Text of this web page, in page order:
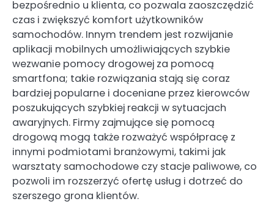
bezpośrednio u klienta, co pozwala zaoszczędzić
czas i zwiększyć komfort użytkowników
samochodów. Innym trendem jest rozwijanie
aplikacji mobilnych umożliwiających szybkie
wezwanie pomocy drogowej za pomocą
smartfona; takie rozwiązania stają się coraz
bardziej popularne i doceniane przez kierowców
poszukujących szybkiej reakcji w sytuacjach
awaryjnych. Firmy zajmujące się pomocą
drogową mogą także rozważyć współpracę z
innymi podmiotami branżowymi, takimi jak
warsztaty samochodowe czy stacje paliwowe, co
pozwoli im rozszerzyć ofertę usług i dotrzeć do
szerszego grona klientów.